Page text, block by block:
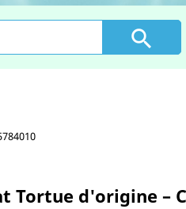

Tortue d'origine –